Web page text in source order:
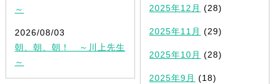
～
2026/08/03
朝、朝、朝！ ～川上先生
～
2025年12月 (28)
2025年11月 (29)
2025年10月 (28)
2025年9月 (18)